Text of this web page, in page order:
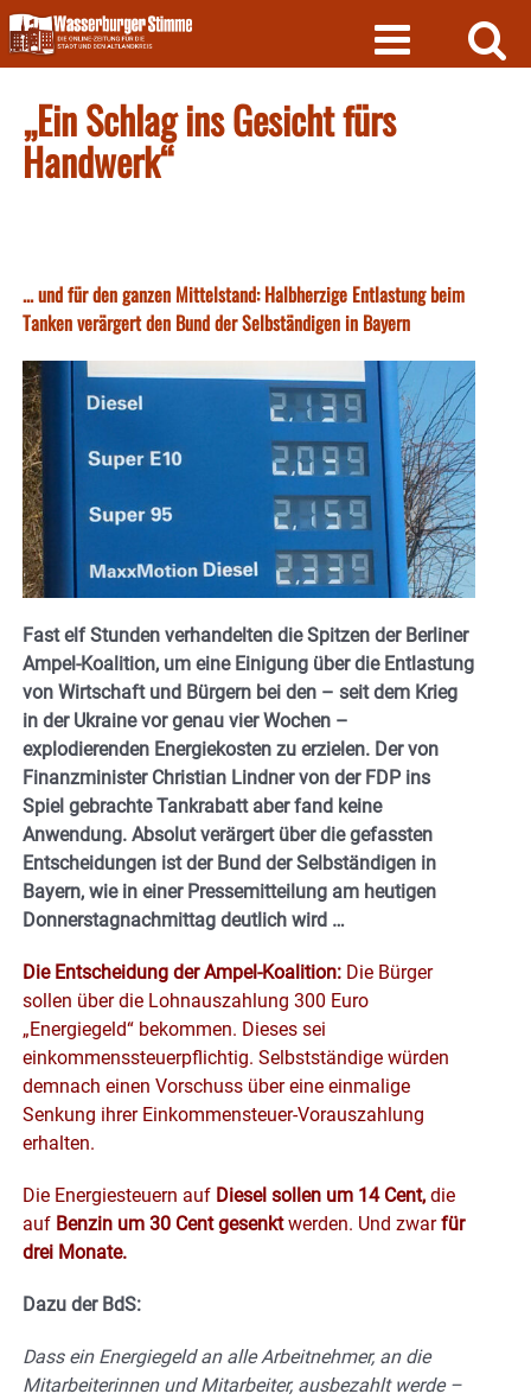
Skip
to
content
„Ein Schlag ins Gesicht fürs
Handwerk“
... und für den ganzen Mittelstand: Halbherzige Entlastung beim
Tanken verärgert den Bund der Selbständigen in Bayern
Fast elf Stunden verhandelten die Spitzen der Berliner
Ampel-Koalition, um eine Einigung über die Entlastung
von Wirtschaft und Bürgern bei den – seit dem Krieg
in der Ukraine vor genau vier Wochen –
explodierenden Energiekosten zu erzielen. Der von
Finanzminister Christian Lindner von der FDP ins
Spiel gebrachte Tankrabatt aber fand keine
Anwendung. Absolut verärgert über die gefassten
Entscheidungen ist der Bund der Selbständigen in
Bayern, wie in einer Pressemitteilung am heutigen
Donnerstagnachmittag deutlich wird …
Die Entscheidung der Ampel-Koalition: Die Bürger
sollen über die Lohnauszahlung 300 Euro
„Energiegeld“ bekommen. Dieses sei
einkommenssteuerpflichtig. Selbstständige würden
demnach einen Vorschuss über eine einmalige
Senkung ihrer Einkommensteuer-Vorauszahlung
erhalten.
Die Energiesteuern auf Diesel sollen um 14 Cent, die
auf Benzin um 30 Cent gesenktwerden. Und zwarfür
drei Monate.
Dazu der BdS:
Dass ein Energiegeld an alle Arbeitnehmer, an die
Mitarbeiterinnen und Mitarbeiter, ausbezahlt werde –